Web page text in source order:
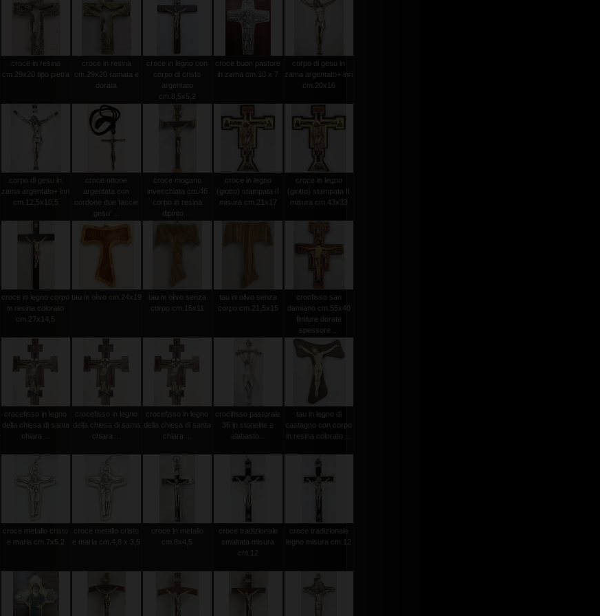
croce in resina
cm.29x20 tipo pietra
croce in resina
cm.29x20 ramata e
dorata
croce in legno con
corpo di cristo
argentato
cm.8,5x5,2
croce buon pastore
in zama cm.10 x 7
corpo di gesu in
zama argentato+ inri
cm.20x16
corpo di gesu in
zama argentato+ inri
cm.12,5x10,5
croce ottone
argentata con
cordone due faccie
gesu' ...
croce mogano
invecchiata cm.46
corpo in resina
dipinto ...
croce in legno
(giotto) stampata II
misura cm.21x17
croce in legno
(giotto) stampata II
misura cm.43x33
croce in legno corpo
in resina colorato
cm.27x14,5
tau in olivo cm.24x19
tau in olivo senza
corpo cm.15x11
tau in olivo senza
corpo cm.21,5x15
crocfisso san
damiano cm.55x40
finiture dorate
spessore ...
crocefisso in legno
della chiesa di santa
chiara ...
crocefisso in legno
della chiesa di santa
chiara ...
crocefisso in legno
della chiesa di santa
chiara ...
crocifisso pastorale
36 in stonelite e
alabasto...
tau in legno di
castagno con corpo
in resina colorato ...
croce metallo cristo
e maria cm.7x5,2
croce metallo cristo
e maria cm.4,8 x 3,5
croce in metallo
cm.8x4,5
croce tradizionale
smaltata misura
cm.12
croce tradizionale
legno misura cm.12